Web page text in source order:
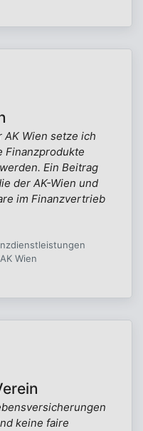
Wien setze ich
Finanzprodukte
Ein Beitrag
der AK-Wien und
im Finanzvertrieb
Wien
keine faire